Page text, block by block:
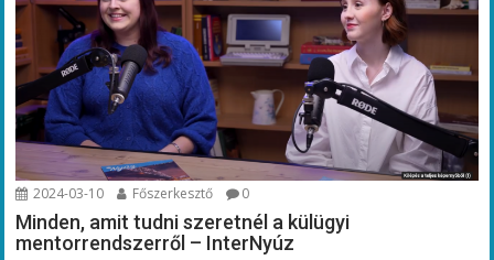
2024-03-10 Főszerkesztő 0
Minden, amit tudni szeretnél a külügyi
mentorrendszerről – InterNyúz